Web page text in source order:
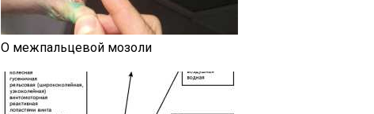
О межпальцевой мозоли